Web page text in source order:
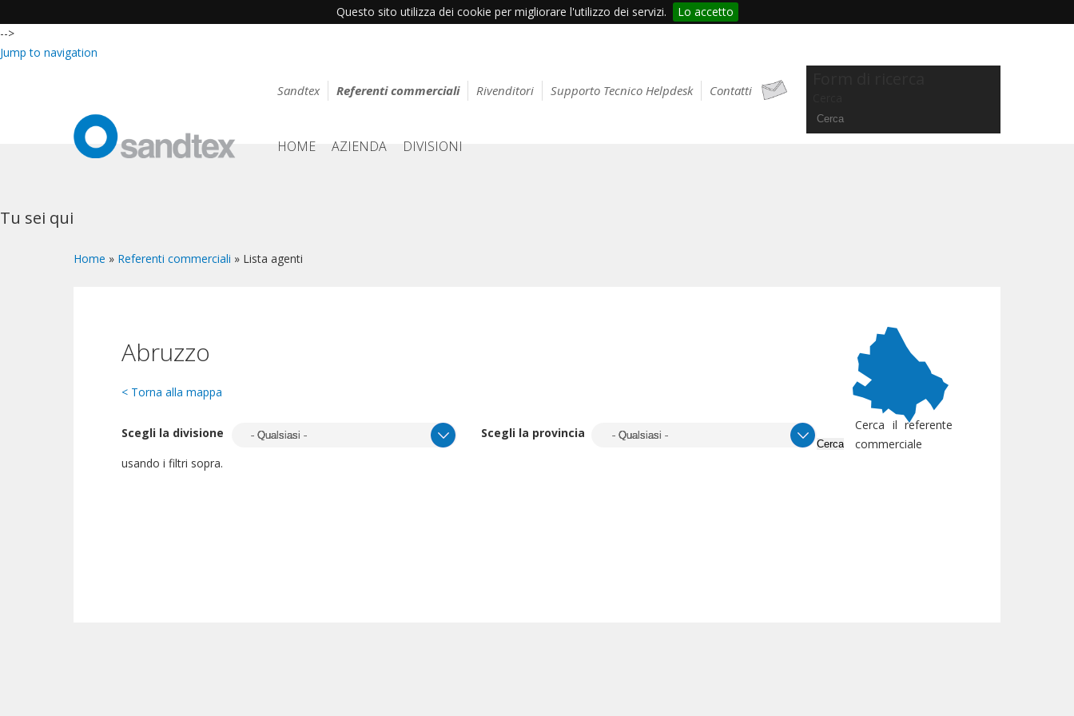
Questo sito utilizza dei cookie per migliorare l'utilizzo dei servizi.
Lo accetto
-->
Jump to navigation
Sandtex Referenti commerciali Rivenditori Supporto Tecnico Helpdesk Contatti
HOME AZIENDA DIVISIONI
Tu sei qui
Home » Referenti commerciali » Lista agenti
Abruzzo
< Torna alla mappa
Scegli la divisione Scegli la provincia
Cerca il referente
commerciale
usando i filtri sopra.